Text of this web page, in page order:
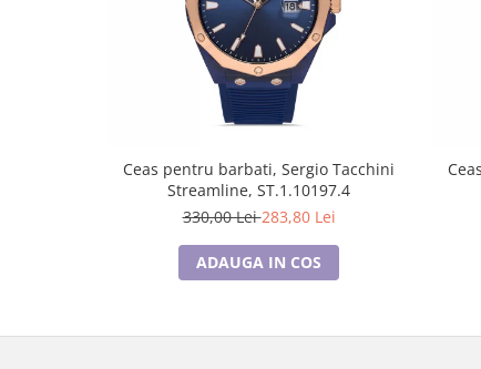
Ceas pentru barbati, Sergio Tacchini
Streamline, ST.1.10197.4
330,00 Lei283,80 Lei
ADAUGA IN COS